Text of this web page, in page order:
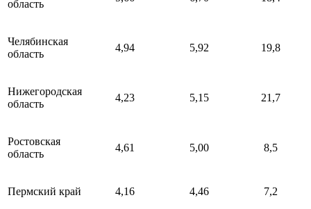
область
Челябинская
область
4,94 5,92 19,8
Нижегородская
область
4,23 5,15 21,7
Ростовская
область
4,61 5,00 8,5
Пермский край 4,16 4,46 7,2